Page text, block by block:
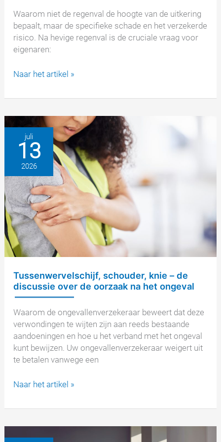
Waarom niet de regenval de hoogte van de uitkering
bepaalt, maar de specifieke schade en het verzekerde
risico. Na hevige regenval is de cruciale vraag voor
eigenaren:
Woningverzekering
hevige
wanneer
betaalt
verzekeraar
wel
en
wanneer
niet?
Naar het artikel »
juli
13
2026
Tussenwervelschijf, schouder, knie – de
discussie over de oorzaak na het ongeval
Waarom de ongevallenverzekeraar beweert dat deze
verwondingen te wijten zijn aan reeds bestaande
aandoeningen en hoe u het verband met het ongeval
kunt bewijzen. Uw ongevallenverzekeraar weigert uit
te betalen vanwege een
Tussenwervelschijf,
knie
Naar het artikel »